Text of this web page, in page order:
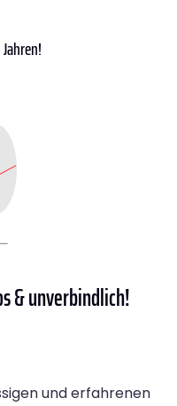
Jahren!
& unverbindlich!
und erfahrenen